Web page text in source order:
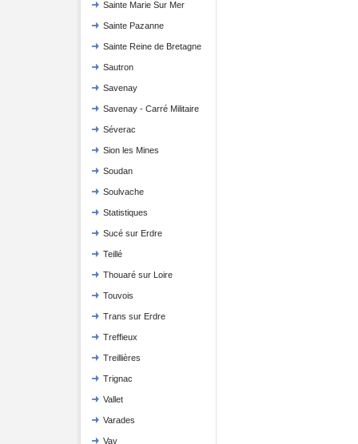
Sainte Marie Sur Mer
Sainte Pazanne
Sainte Reine de Bretagne
Sautron
Savenay
Savenay - Carré Militaire
Séverac
Sion les Mines
Soudan
Soulvache
Statistiques
Sucé sur Erdre
Teillé
Thouaré sur Loire
Touvois
Trans sur Erdre
Treffieux
Treillières
Trignac
Vallet
Varades
Vay